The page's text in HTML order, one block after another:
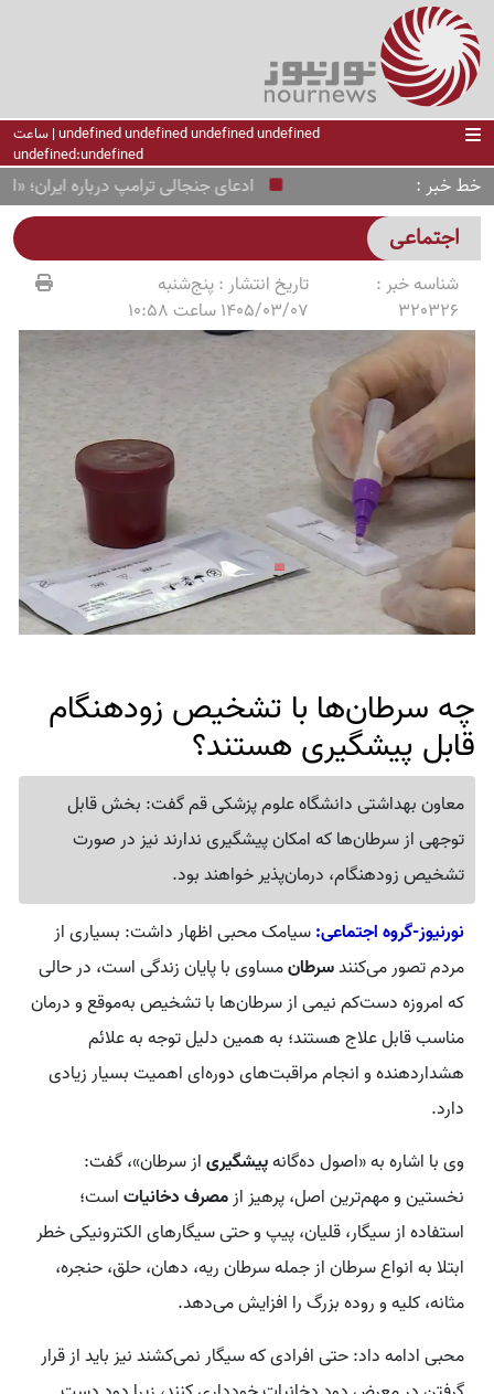
undefined undefined undefined undefined | ساعت
undefined:undefined
خط خبر ادعای جنجالی ترامپ درباره ایران؛
اجتماعی
شناسه خبر :
320326
تاریخ انتشار :پنج‌شنبه
1405/03/07 ساعت 10:58
چه سرطان‌ها با تشخیص زودهنگام
قابل پیشگیری هستند؟
معاون بهداشتی دانشگاه علوم پزشکی قم گفت: بخش قابل
توجهی از سرطان‌ها که امکان پیشگیری ندارند نیز در صورت
تشخیص زودهنگام، درمان‌پذیر خواهند بود.
نورنیوز-گروه اجتماعی:سیامک محبی اظهار داشت: بسیاری از
مردم تصور می‌کنندسرطانمساوی با پایان زندگی است، در حالی
که امروزه دست‌کم نیمی از سرطان‌ها با تشخیص به‌موقع و درمان
مناسب قابل علاج هستند؛ به همین دلیل توجه به علائم
هشداردهنده و انجام مراقبت‌های دوره‌ای اهمیت بسیار زیادی
دارد.
وی با اشاره به «اصول ده‌گانهپیشگیریاز سرطان»، گفت:
نخستین و مهم‌ترین اصل، پرهیز ازمصرف دخانیاتاست؛
استفاده از سیگار، قلیان، پیپ و حتی سیگارهای الکترونیکی خطر
ابتلا به انواع سرطان از جمله سرطان ریه، دهان، حلق، حنجره،
مثانه، کلیه و روده بزرگ را افزایش می‌دهد.
محبی ادامه داد: حتی افرادی که سیگار نمی‌کشند نیز باید از قرار